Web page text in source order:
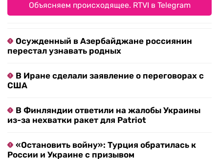
Объясняем происходящее. RTVI в Telegram
Осужденный в Азербайджане россиянин
перестал узнавать родных
В Иране сделали заявление о переговорах с
США
В Финляндии ответили на жалобы Украины
из-за нехватки ракет для Patriot
«Остановить войну»: Турция обратилась к
России и Украине с призывом